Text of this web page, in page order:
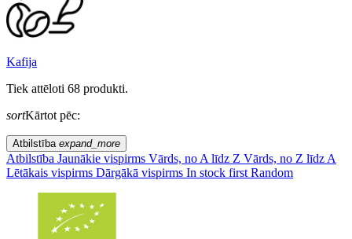
Kafija
Tiek attēloti 68 produkti.
sortKārtot pēc:
Atbilstība expand_more
Atbilstība Jaunākie vispirms Vārds, no A līdz Z Vārds, no Z līdz A
Lētākais vispirms Dārgākā vispirms In stock first Random